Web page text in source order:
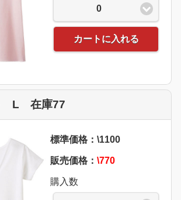
0
カートに入れる
L 在庫77
標準価格：\1100
販売価格： \770
購入数